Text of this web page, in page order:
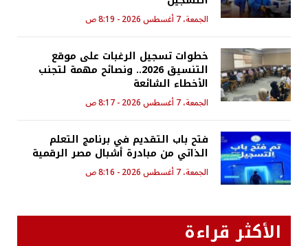
الجمعة، 7 أغسطس 2026 - 8:19 ص
خطوات تسجيل الرغبات على موقع
التنسيق 2026.. ونصائح مهمة لتجنب
الأخطاء الشائعة
الجمعة، 7 أغسطس 2026 - 8:17 ص
فتح باب التقديم في برنامج التعلم
الذاتي من مبادرة أشبال مصر الرقمية
الجمعة، 7 أغسطس 2026 - 8:16 ص
الأكثر قراءة